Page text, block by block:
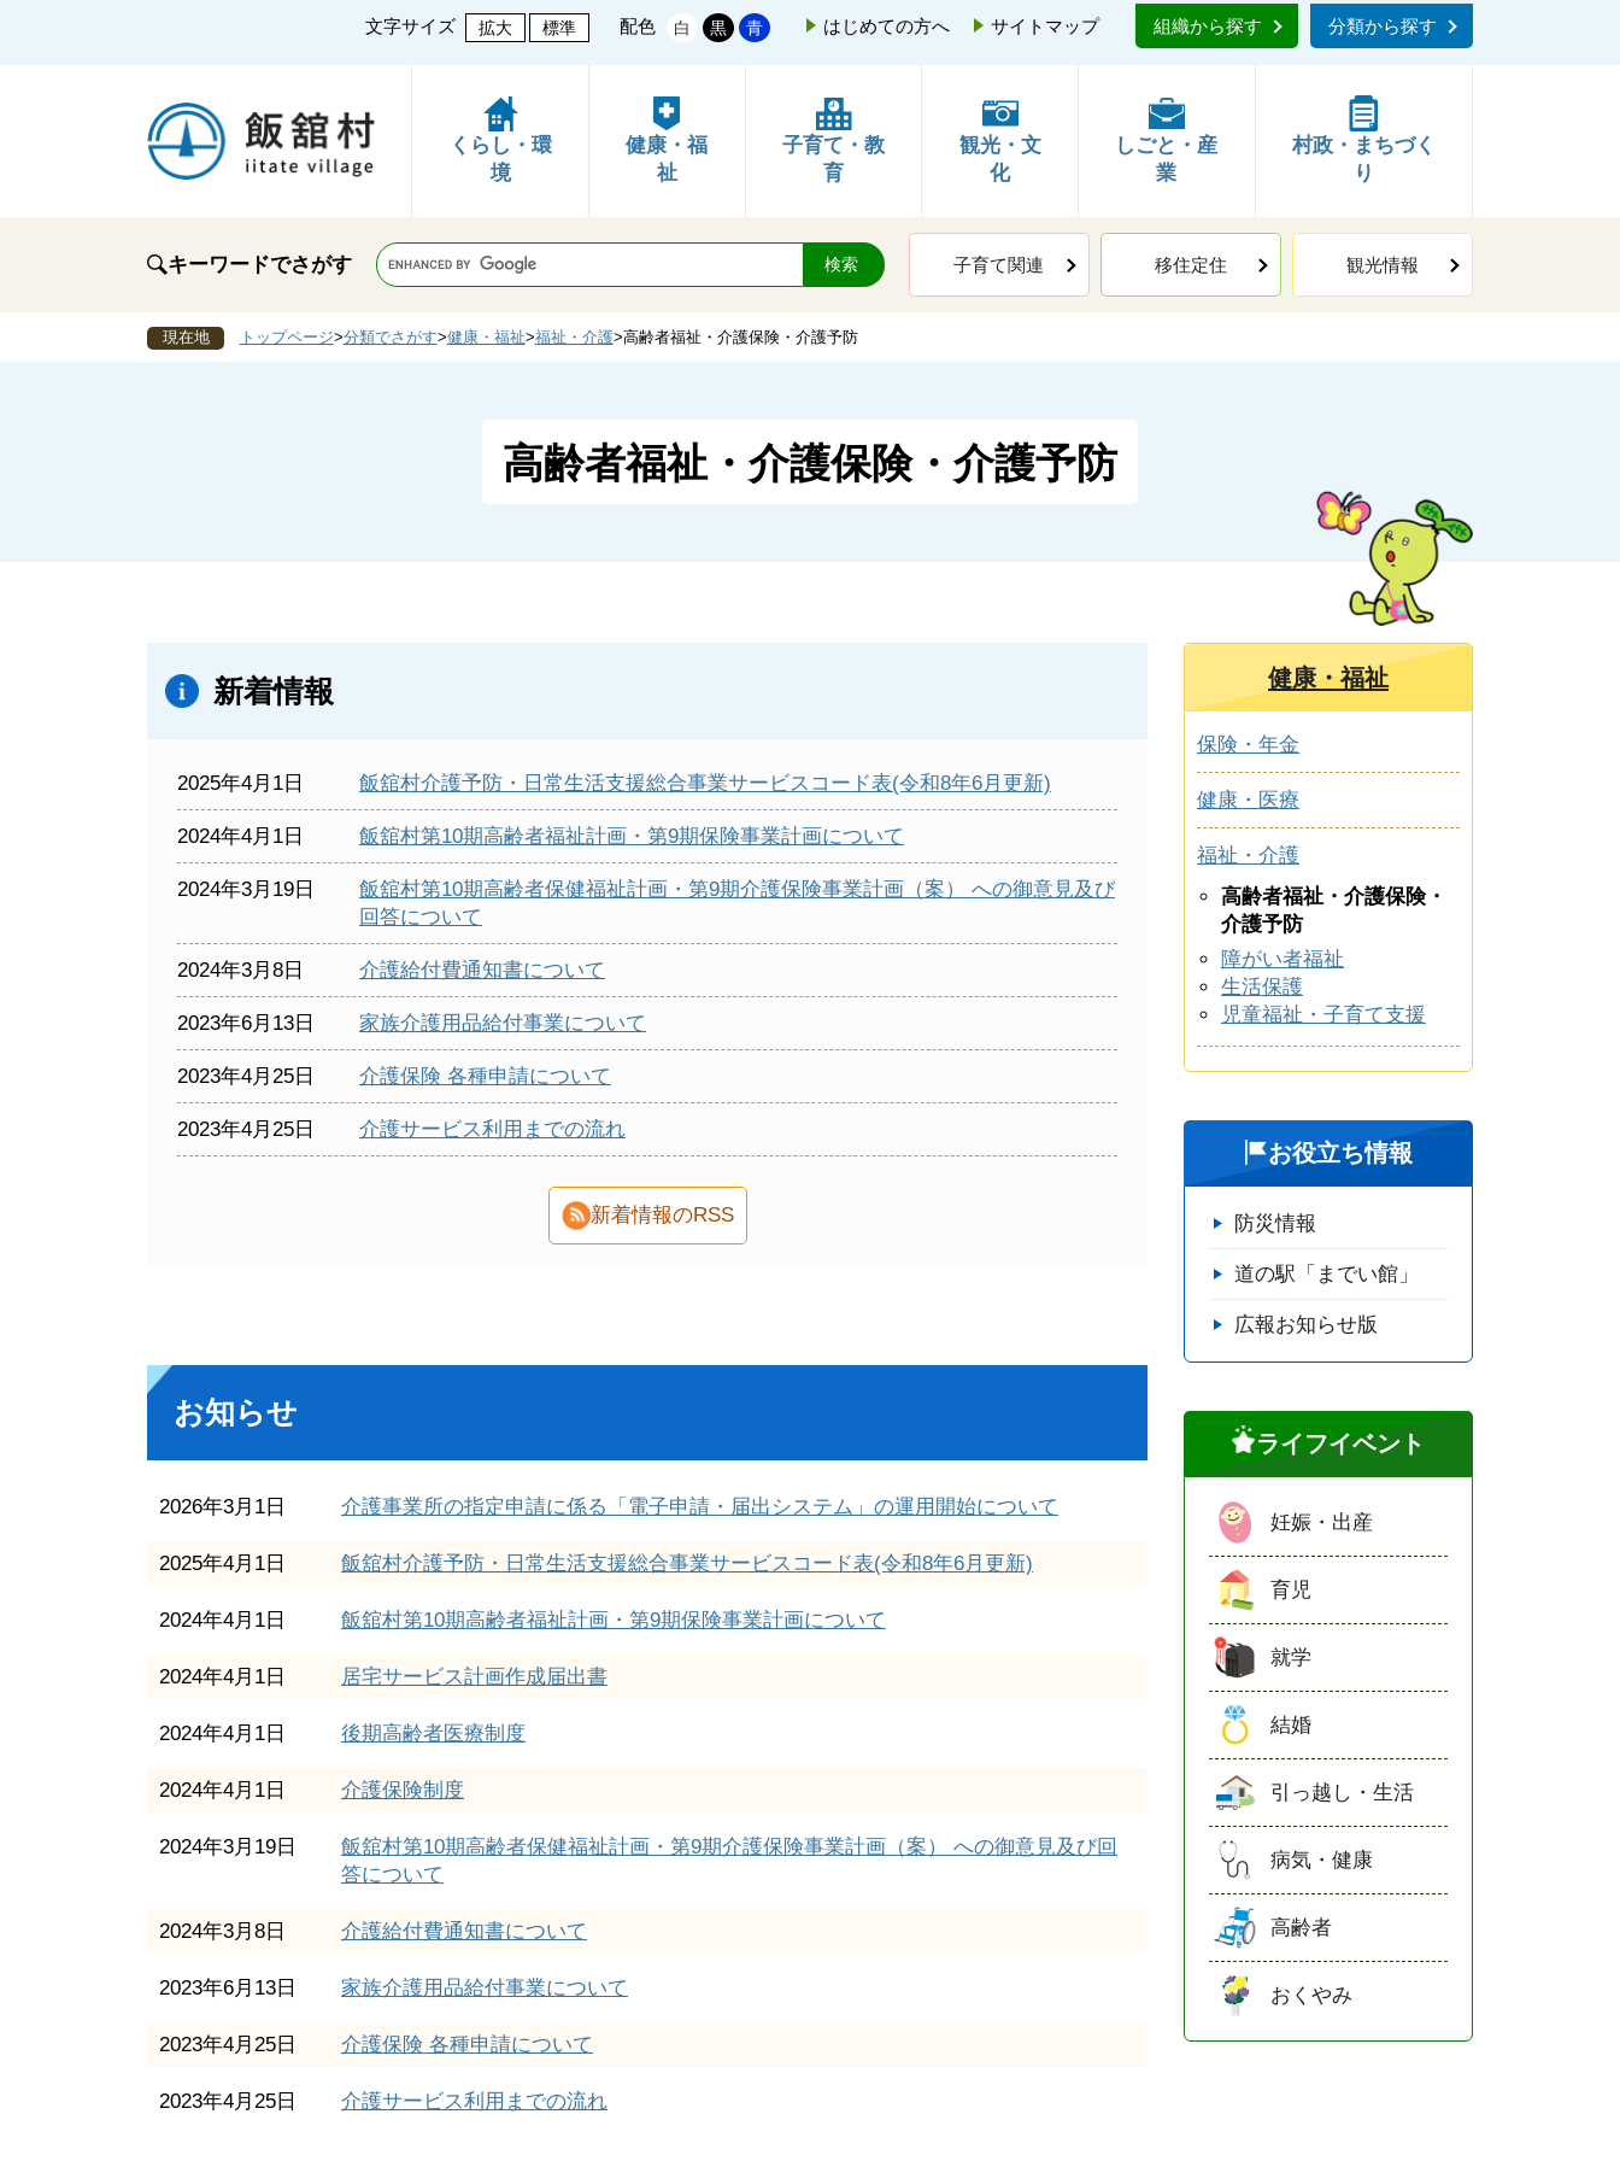
文字サイズ 拡大 標準 配色 白 黒 青 はじめての方へ サイトマップ 組織から探す 分類から探す
くらし・環
境
健康・福
祉
子育て・教
育
観光・文
化
しごと・産
業
村政・まちづく
り
キーワードでさがす 子育て関連 移住定住 観光情報
現在地 トップページ>分類でさがす>健康・福祉>福祉・介護>高齢者福祉・介護保険・介護予防
高齢者福祉・介護保険・介護予防
新着情報
2025年4月1日 飯舘村介護予防・日常生活支援総合事業サービスコード表(令和8年6月更新)
2024年4月1日 飯舘村第10期高齢者福祉計画・第9期保険事業計画について
2024年3月19日
飯舘村第10期高齢者保健福祉計画・第9期介護保険事業計画（案） への御意見及び
回答について
2024年3月8日 介護給付費通知書について
2023年6月13日 家族介護用品給付事業について
2023年4月25日 介護保険 各種申請について
2023年4月25日 介護サービス利用までの流れ
新着情報のRSS
お知らせ
2026年3月1日 介護事業所の指定申請に係る「電子申請・届出システム」の運用開始について
2025年4月1日 飯舘村介護予防・日常生活支援総合事業サービスコード表(令和8年6月更新)
2024年4月1日 飯舘村第10期高齢者福祉計画・第9期保険事業計画について
2024年4月1日 居宅サービス計画作成届出書
2024年4月1日 後期高齢者医療制度
2024年4月1日 介護保険制度
2024年3月19日
飯舘村第10期高齢者保健福祉計画・第9期介護保険事業計画（案） への御意見及び回
答について
2024年3月8日 介護給付費通知書について
2023年6月13日 家族介護用品給付事業について
2023年4月25日 介護保険 各種申請について
2023年4月25日 介護サービス利用までの流れ
健康・福祉
保険・年金
健康・医療
福祉・介護
高齢者福祉・介護保険・
介護予防
障がい者福祉
生活保護
児童福祉・子育て支援
お役立ち情報
防災情報
道の駅「までい館」
広報お知らせ版
ライフイベント
妊娠・出産
育児
就学
結婚
引っ越し・生活
病気・健康
高齢者
おくやみ